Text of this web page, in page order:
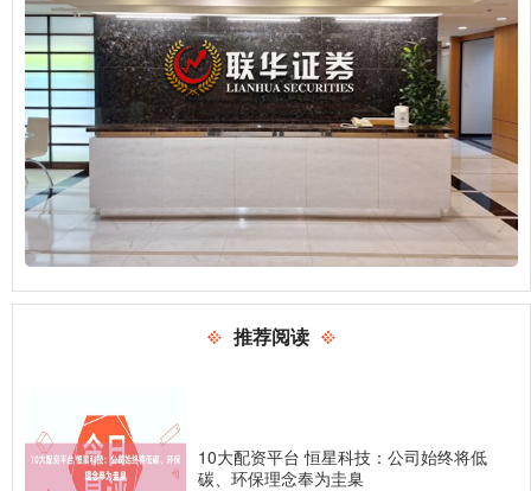
推荐阅读
10大配资平台 恒星科技：公司始终将低
碳、环保理念奉为圭臬